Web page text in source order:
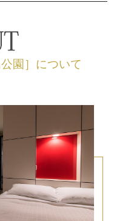
園］について